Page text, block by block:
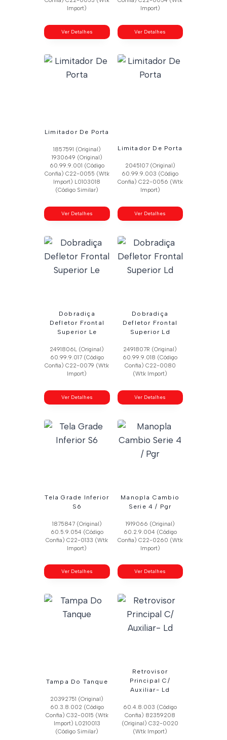
Import)
Ver Detalhes
Import)
Ver Detalhes
Limitador De Porta
1857591 (Original)
1930649 (Original)
60.99.9.001 (Código
Confia) C22-0055 (Wtk
Import) L0103018
(Código Similar)
Ver Detalhes
Limitador De Porta
2045107 (Original)
60.99.9.003 (Código
Confia) C22-0056 (Wtk
Import)
Ver Detalhes
Dobradiça
Defletor Frontal
Superior Le
2491806L (Original)
60.99.9.017 (Código
Confia) C22-0079 (Wtk
Import)
Ver Detalhes
Dobradiça
Defletor Frontal
Superior Ld
2491807R (Original)
60.99.9.018 (Código
Confia) C22-0080
(Wtk Import)
Ver Detalhes
Tela Grade Inferior
S6
1875847 (Original)
60.5.9.054 (Código
Confia) C22-0133 (Wtk
Import)
Ver Detalhes
Manopla Cambio
Serie 4 / Pgr
1919066 (Original)
60.2.9.004 (Código
Confia) C22-0260 (Wtk
Import)
Ver Detalhes
Tampa Do Tanque
20392751 (Original)
60.3.8.002 (Código
Confia) C32-0015 (Wtk
Import) L0210013
(Código Similar)
Retrovisor
Principal C/
Auxiliar- Ld
60.4.8.003 (Código
Confia) 82359208
(Original) C32-0020
(Wtk Import)